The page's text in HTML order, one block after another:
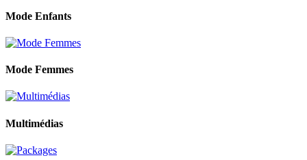
Mode Enfants
Mode Femmes
Multimédias